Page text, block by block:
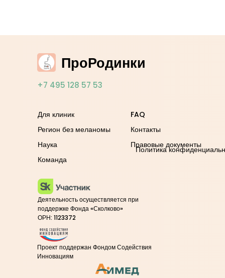
+7 495 128 57 53
Контакты
Правовые документы
Политика
FAQ
Для клиник
Регион без меланомы
Наука
Команда
Деятельность осуществляется при
поддержке Фонда «Сколково»
ОРН: 1123372
Проект поддержан Фондом Содействия
Инновациям
ПроРодинки